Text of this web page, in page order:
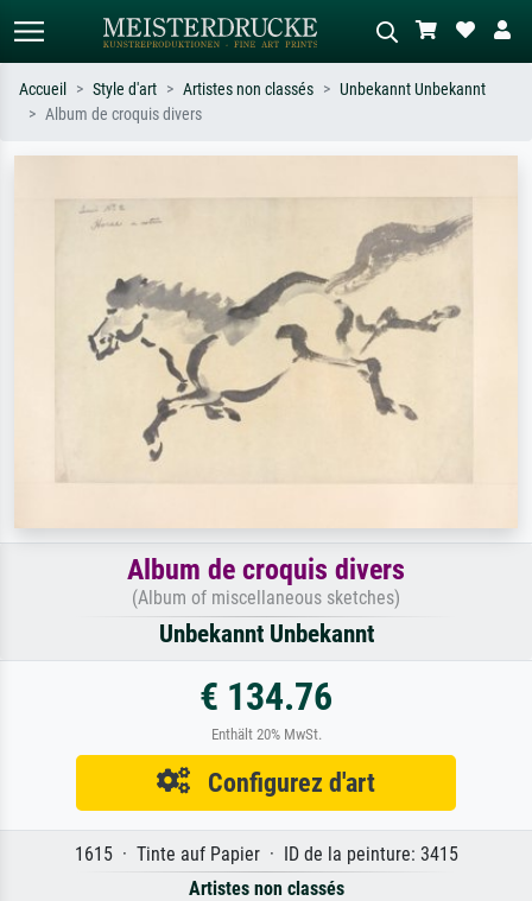
ex. Monet, Nuit étoilée,
impressionnisme, vague de Hokusai,
abstrait avec beaucoup de rouge,
tableau sombre, nu debout près d'un
arbre.
Accueil Style d'art Artistes non classés
Unbekannt Unbekannt
Album de croquis divers
Album de croquis divers
(Album of miscellaneous sketches)
Unbekannt Unbekannt
€ 134.76
Enthält 20% MwSt.
Configurez d'art
1615 · Tinte auf Papier · ID de la peinture: 3415
Artistes non classés